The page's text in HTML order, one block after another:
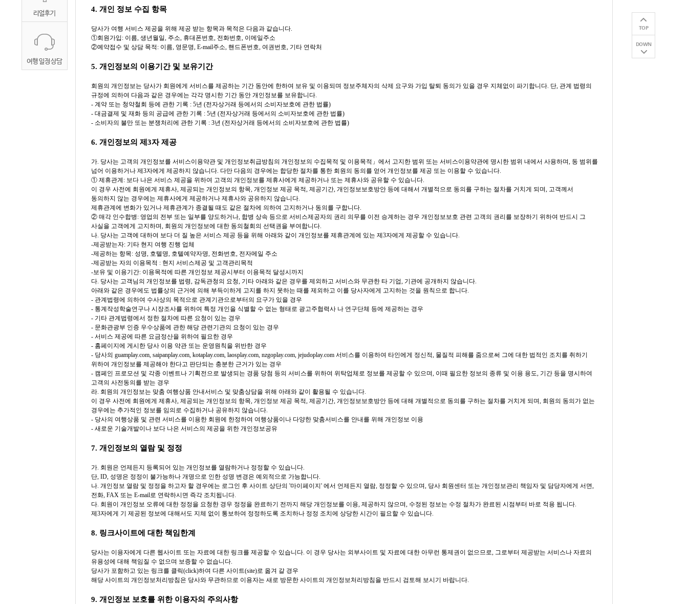
4. 개인 정보 수집 항목
당사가 여행 서비스 제공을 위해 제공 받는 항목과 목적은 다음과 같습니다.
①회원가입: 이름, 생년월일, 주소, 휴대폰번호, 전화번호, 이메일주소
②예약접수 및 상담 목적: 이름, 영문명, E-mail주소, 핸드폰번호, 여권번호, 기타 연락처
5. 개인정보의 이용기간 및 보유기간
회원의 개인정보는 당사가 회원에게 서비스를 제공하는 기간 동안에 한하여 보유 및 이용되며 정보주체자의 삭제 요구와 가입 탈퇴 동의가 있을 경우 지체없이 파기합니다. 단, 관계 법령의
규정에 의하여 다음과 같은 경우에는 각각 명시한 기간 동안 개인정보를 보유합니다.
- 계약 또는 청약철회 등에 관한 기록 : 5년 (전자상거래 등에서의 소비자보호에 관한 법률)
- 대금결제 및 재화 등의 공급에 관한 기록 : 5년 (전자상거래 등에서의 소비자보호에 관한 법률)
- 소비자의 불만 또는 분쟁처리에 관한 기록 : 3년 (전자상거래 등에서의 소비자보호에 관한 법률)
6. 개인정보의 제3자 제공
가. 당사는 고객의 개인정보를 서비스이용약관 및 개인정보취급방침의 개인정보의 수집목적 및 이용목적」에서 고지한 범위 또는 서비스이용약관에 명시한 범위 내에서 사용하며, 동 범위를
넘어 이용하거나 제3자에게 제공하지 않습니다. 다만 다음의 경우에는 합당한 절차를 통한 회원의 동의를 얻어 개인정보를 제공 또는 이용할 수 있습니다.
① 제휴관계: 보다 나은 서비스 제공을 위하여 고객의 개인정보를 제휴사에게 제공하거나 또는 제휴사와 공유할 수 있습니다.
이 경우 사전에 회원에게 제휴사, 제공되는 개인정보의 항목, 개인정보 제공 목적, 제공기간, 개인정보보호방안 등에 대해서 개별적으로 동의를 구하는 절차를 거치게 되며, 고객께서
동의하지 않는 경우에는 제휴사에게 제공하거나 제휴사와 공유하지 않습니다.
제휴관계에 변화가 있거나 제휴관계가 종결될 때도 같은 절차에 의하여 고지하거나 동의를 구합니다.
② 매각 인수합병: 영업의 전부 또는 일부를 양도하거나, 합병 상속 등으로 서비스제공자의 권리 의무를 이전 승계하는 경우 개인정보보호 관련 고객의 권리를 보장하기 위하여 반드시 그
사실을 고객에게 고지하며, 회원의 개인정보에 대한 동의철회의 선택권을 부여합니다.
나. 당사는 고객에 대하여 보다 더 질 높은 서비스 제공 등을 위해 아래와 같이 개인정보를 제휴관계에 있는 제3자에게 제공할 수 있습니다.
-제공받는자: 기타 현지 여행 진행 업체
-제공하는 항목: 성명, 호텔명, 호텔예약자명, 전화번호, 전자메일 주소
-제공받는 자의 이용목적 : 현지 서비스제공 및 고객관리목적
-보유 및 이용기간: 이용목적에 따른 개인정보 제공시부터 이용목적 달성시까지
다. 당사는 고객님의 개인정보를 법령, 감독관청의 요청, 기타 아래와 같은 경우를 제외하고 서비스와 무관한 타 기업, 기관에 공개하지 않습니다.
아래와 같은 경우에도 법률상의 근거에 의해 부득이하게 고지를 하지 못하는 때를 제외하고 이를 당사자에게 고지하는 것을 원칙으로 합니다.
- 관계법령에 의하여 수사상의 목적으로 관계기관으로부터의 요구가 있을 경우
- 통계작성학술연구나 시장조사를 위하여 특정 개인을 식별할 수 없는 형태로 광고주협력사 나 연구단체 등에 제공하는 경우
- 기타 관계법령에서 정한 절차에 따른 요청이 있는 경우
- 문화관광부 인증 우수상품에 관한 해당 관련기관의 요청이 있는 경우
- 서비스 제공에 따른 요금정산을 위하여 필요한 경우
- 홈페이지에 게시한 당사 이용 약관 또는 운영원칙을 위반한 경우
- 당사의 guamplay.com, saipanplay.com, kotaplay.com, laosplay.com, nzgoplay.com, jejudoplay.com 서비스를 이용하여 타인에게 정신적, 물질적 피해를 줌으로써 그에 대한 법적인 조치를 취하기
위하여 개인정보를 제공해야 한다고 판단되는 충분한 근거가 있는 경우
- 캠페인 프로모션 및 각종 이벤트나 기획전으로 발생되는 경품 당첨 등의 서비스를 위하여 위탁업체로 정보를 제공할 수 있으며, 이때 필요한 정보의 종류 및 이용 용도, 기간 등을 명시하여
고객의 사전동의를 받는 경우
라. 회원의 개인정보는 맞춤 여행상품 안내서비스 및 맞춤상담을 위해 아래와 같이 활용될 수 있습니다.
이 경우 사전에 회원에게 제휴사, 제공되는 개인정보의 항목, 개인정보 제공 목적, 제공기간, 개인정보보호방안 등에 대해 개별적으로 동의를 구하는 절차를 거치게 되며, 회원의 동의가 없는
경우에는 추가적인 정보를 임의로 수집하거나 공유하지 않습니다.
- 당사의 여행상품 및 관련 서비스를 이용한 회원에 한정하여 여행상품이나 다양한 맞춤서비스를 안내를 위해 개인정보 이용
- 새로운 기술개발이나 보다 나은 서비스의 제공을 위한 개인정보공유
7. 개인정보의 열람 및 정정
가. 회원은 언제든지 등록되어 있는 개인정보를 열람하거나 정정할 수 있습니다.
단, ID, 성명은 정정이 불가능하나 개명으로 인한 성명 변경은 예외적으로 가능합니다.
나. 개인정보 열람 및 정정을 하고자 할 경우에는 로그인 후 사이트 상단의 '마이페이지' 에서 언제든지 열람, 정정할 수 있으며, 당사 회원센터 또는 개인정보관리 책임자 및 담당자에게 서면,
전화, FAX 또는 E-mail로 연락하시면 즉각 조치됩니다.
다. 회원이 개인정보 오류에 대한 정정을 요청한 경우 정정을 완료하기 전까지 해당 개인정보를 이용, 제공하지 않으며, 수정된 정보는 수정 절차가 완료된 시점부터 바로 적용 됩니다.
제3자에게 기 제공된 정보에 대해서도 지체 없이 통보하여 정정하도록 조치하나 정정 조치에 상당한 시간이 필요할 수 있습니다.
8. 링크사이트에 대한 책임한계
당사는 이용자에게 다른 웹사이트 또는 자료에 대한 링크를 제공할 수 있습니다. 이 경우 당사는 외부사이트 및 자료에 대한 아무런 통제권이 없으므로, 그로부터 제공받는 서비스나 자료의
유용성에 대해 책임질 수 없으며 보증할 수 없습니다.
당사가 포함하고 있는 링크를 클릭(click)하여 다른 사이트(site)로 옮겨 갈 경우
해당 사이트의 개인정보처리방침은 당사와 무관하므로 이용자는 새로 방문한 사이트의 개인정보처리방침을 반드시 검토해 보시기 바랍니다.
9. 개인정보 보호를 위한 이용자의 주의사항
TOP
DOWN